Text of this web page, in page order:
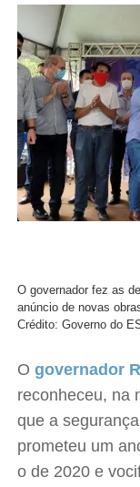
O governador fez as
anúncio de novas
Crédito: Governo do
Ogovernador
reconheceu, na
que a
prometeu um
o de 2020 e